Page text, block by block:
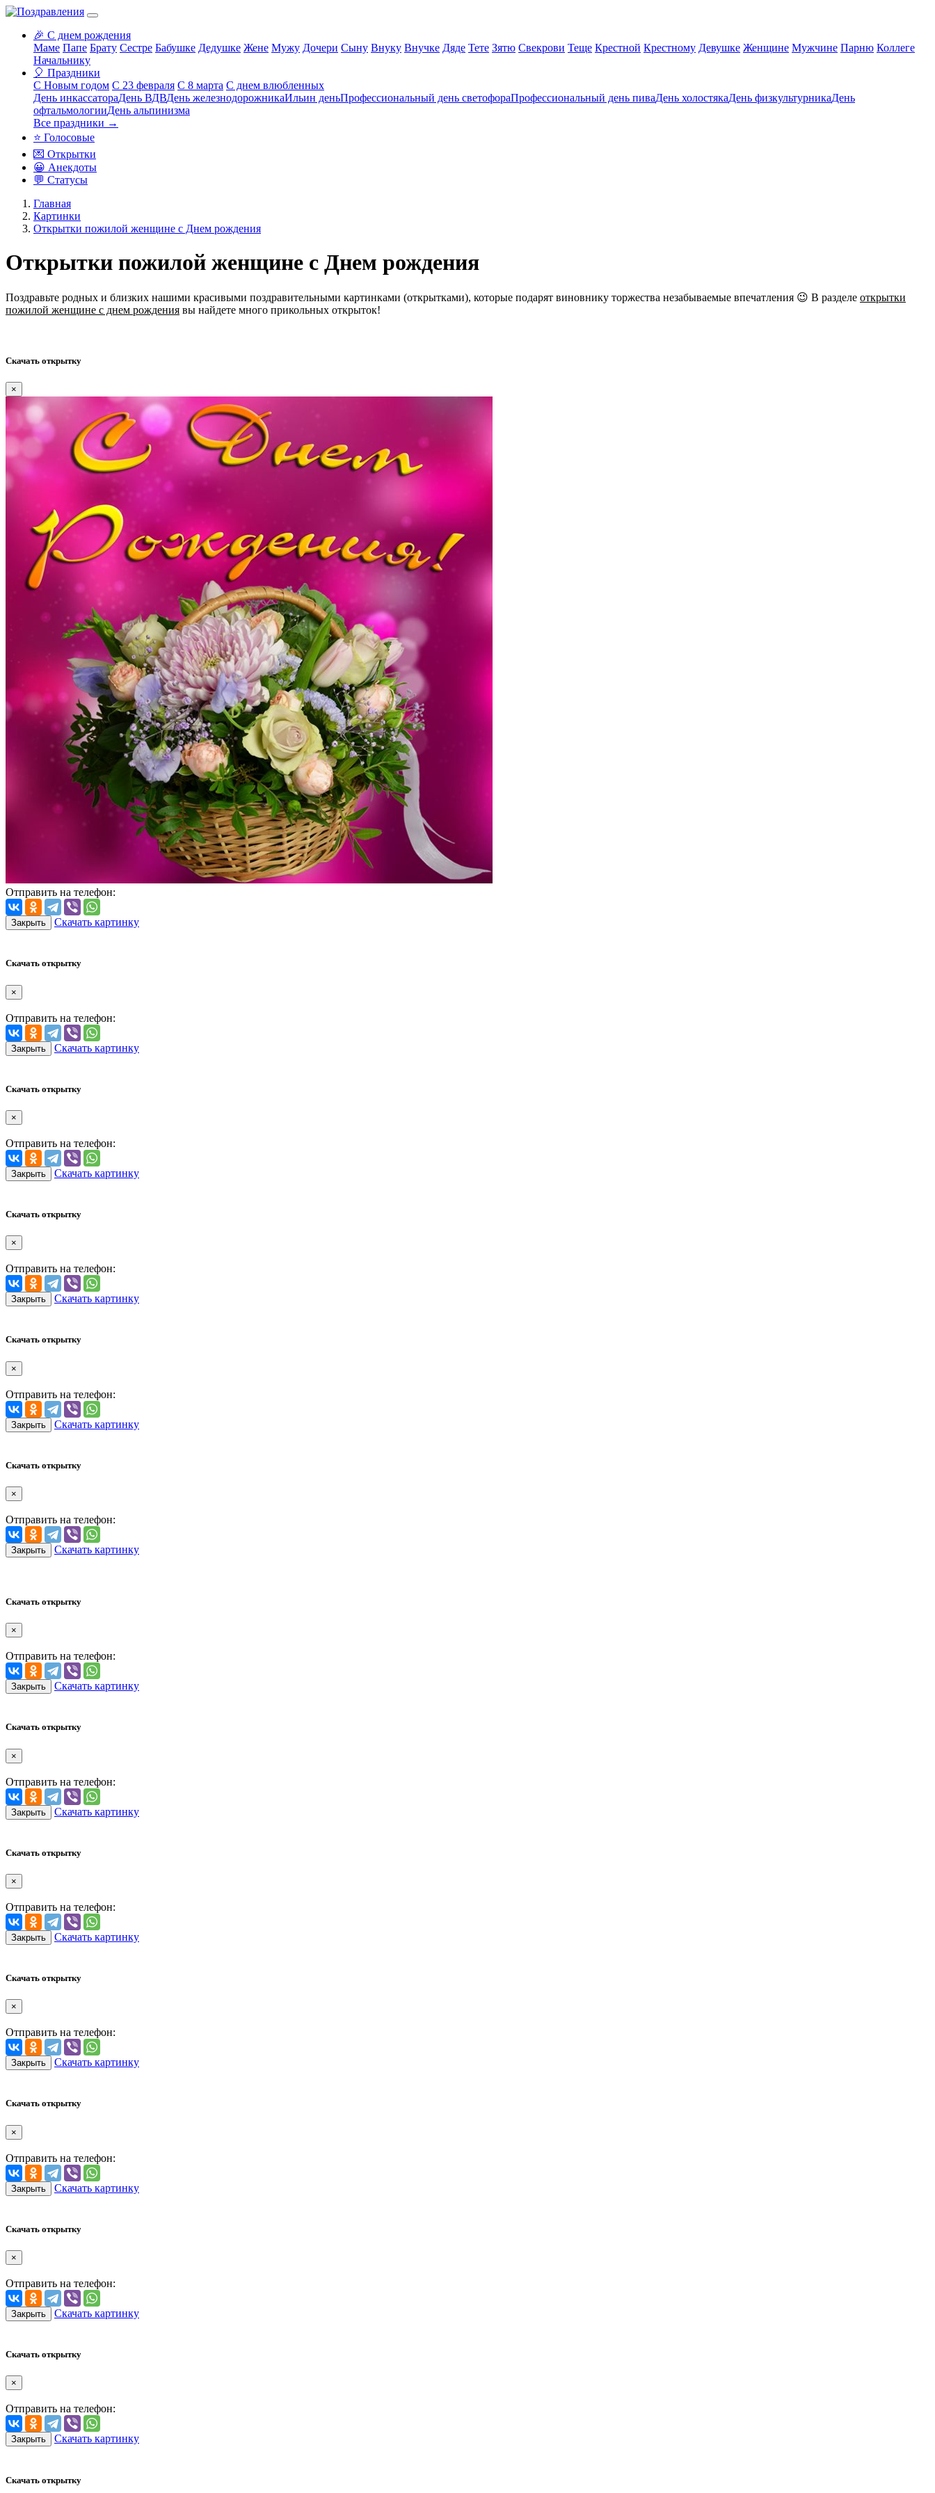
🎉 С днем рождения
Маме Папе Брату Сестре Бабушке Дедушке Жене Мужу Дочери Сыну Внуку Внучке Дяде Тете Зятю Свекрови Теще Крестной Крестному Девушке Женщине Мужчине Парню Коллеге
Начальнику
🎈 Праздники
С Новым годом С 23 февраля С 8 марта С днем влюбленных
День инкассатораДень ВДВДень железнодорожникаИльин деньПрофессиональный день светофораПрофессиональный день пиваДень холостякаДень физкультурникаДень
офтальмологииДень альпинизма
Все праздники →
⭐ Голосовые
💌 Открытки
😀 Анекдоты
💬 Статусы
Главная
Картинки
Открытки пожилой женщине с Днем рождения
Открытки пожилой женщине с Днем рождения
Поздравьте родных и близких нашими красивыми поздравительными картинками (открытками), которые подарят виновнику торжества незабываемые впечатления 😉 В разделе открытки
пожилой женщине с днем рождения вы найдете много прикольных открыток!
Скачать открытку
×
Отправить на телефон:
Закрыть Скачать картинку
Скачать открытку
×
Отправить на телефон:
Закрыть Скачать картинку
Скачать открытку
×
Отправить на телефон:
Закрыть Скачать картинку
Скачать открытку
×
Отправить на телефон:
Закрыть Скачать картинку
Скачать открытку
×
Отправить на телефон:
Закрыть Скачать картинку
Скачать открытку
×
Отправить на телефон:
Закрыть Скачать картинку
Скачать открытку
×
Отправить на телефон:
Закрыть Скачать картинку
Скачать открытку
×
Отправить на телефон:
Закрыть Скачать картинку
Скачать открытку
×
Отправить на телефон:
Закрыть Скачать картинку
Скачать открытку
×
Отправить на телефон:
Закрыть Скачать картинку
Скачать открытку
×
Отправить на телефон:
Закрыть Скачать картинку
Скачать открытку
×
Отправить на телефон:
Закрыть Скачать картинку
Скачать открытку
×
Отправить на телефон:
Закрыть Скачать картинку
Скачать открытку